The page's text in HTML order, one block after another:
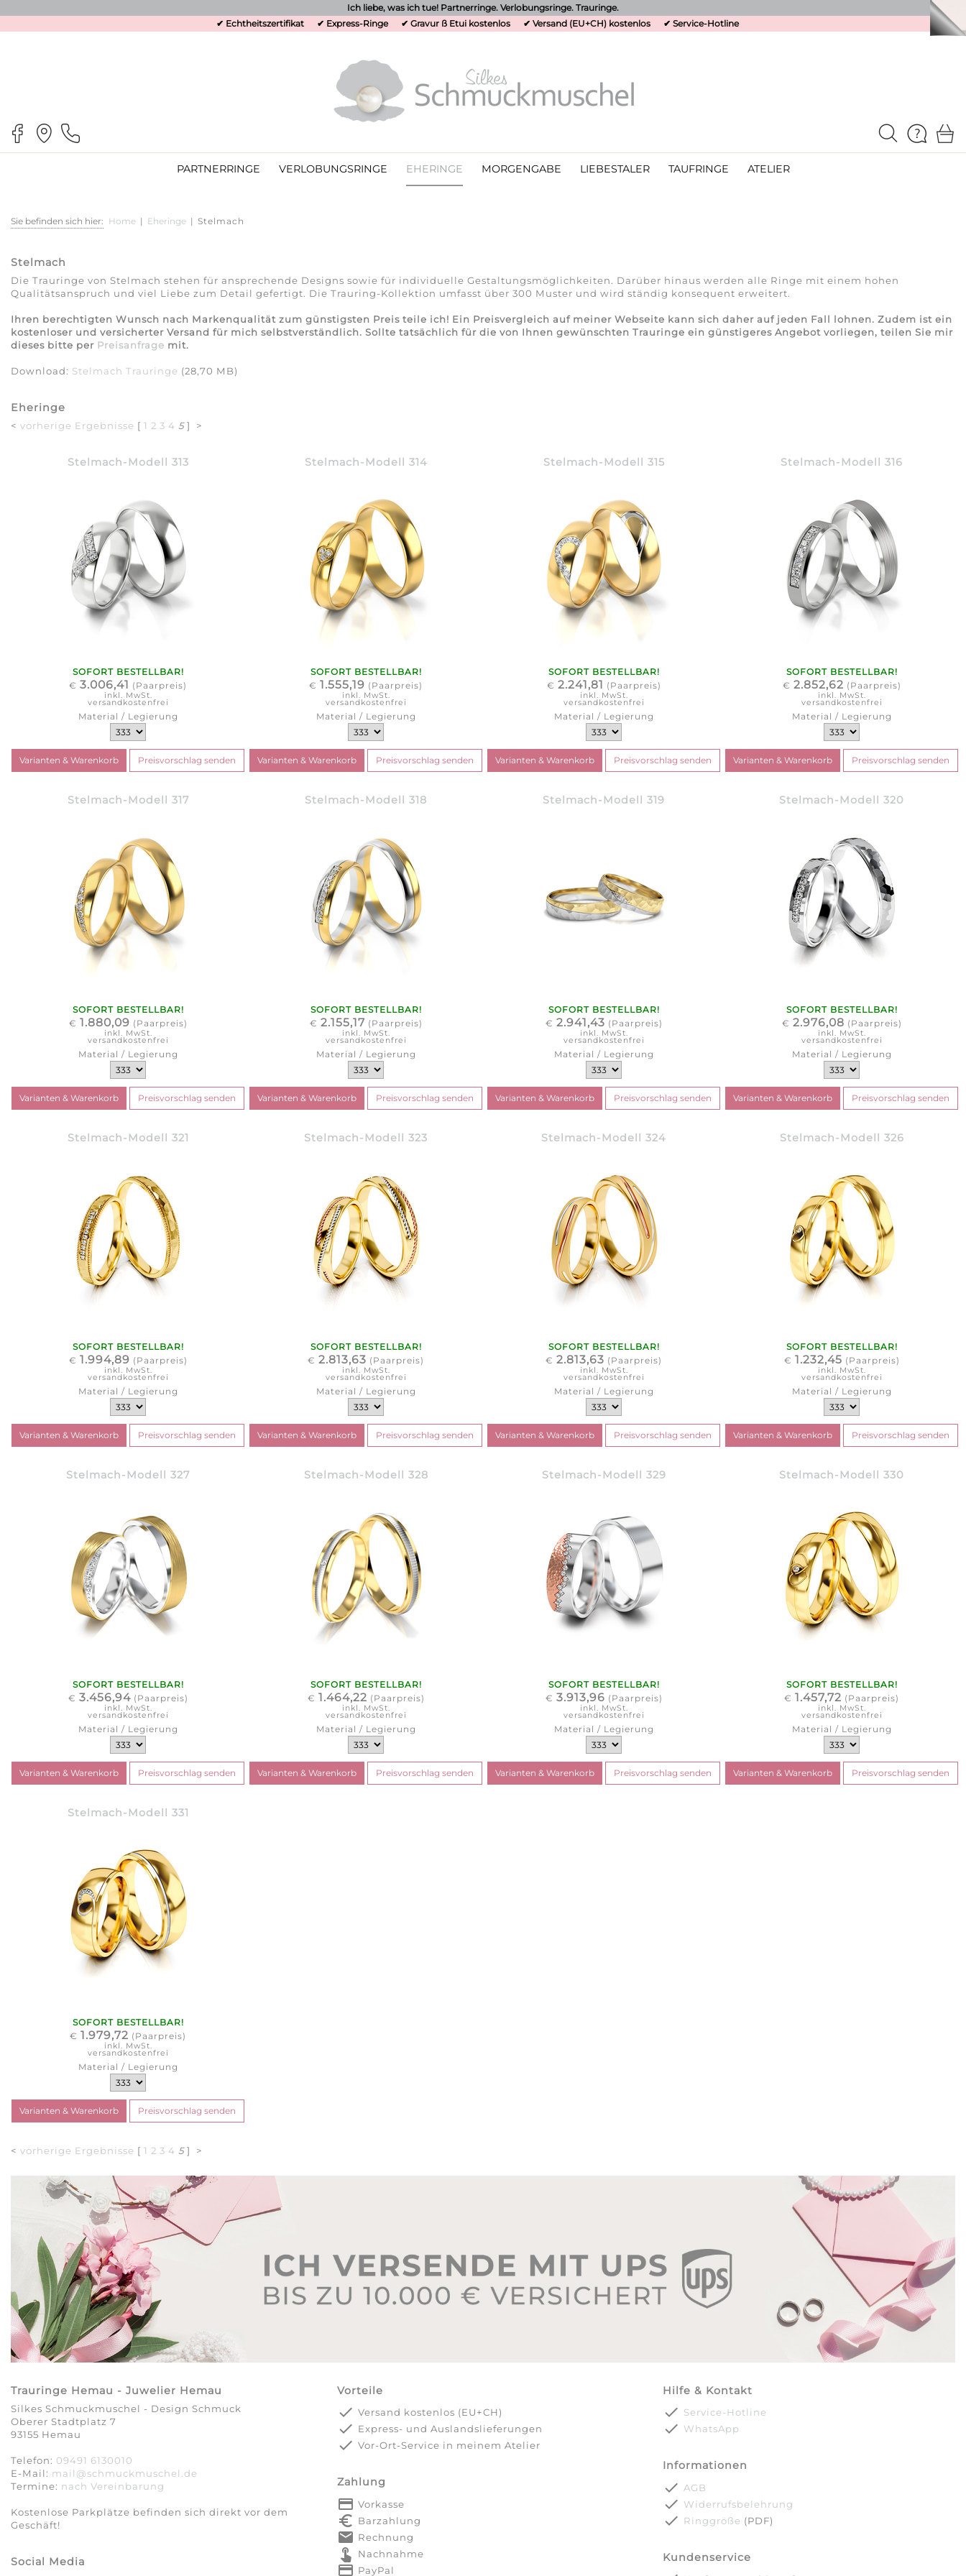
Ich liebe, was ich tue! Partnerringe. Verlobungsringe. Trauringe.
✔ Echtheitszertifikat
✔ Express-Ringe ✔ Gravur ß Etui kostenlos ✔ Versand (EU+CH) kostenlos ✔ Service-Hotline
PARTNERRINGE VERLOBUNGSRINGE EHERINGE MORGENGABE LIEBESTALER TAUFRINGE ATELIER
Sie befinden sich hier: Home | Eheringe | Stelmach
Stelmach
Die Trauringe von Stelmach stehen für ansprechende Designs sowie für individuelle Gestaltungsmöglichkeiten. Darüber hinaus werden alle Ringe mit einem hohen
Qualitätsanspruch und viel Liebe zum Detail gefertigt. Die Trauring-Kollektion umfasst über 300 Muster und wird ständig konsequent erweitert.
Ihren berechtigten Wunsch nach Markenqualität zum günstigsten Preis teile ich! Ein Preisvergleich auf meiner Webseite kann sich daher auf jeden Fall lohnen. Zudem ist ein
kostenloser und versicherter Versand für mich selbstverständlich. Sollte tatsächlich für die von Ihnen gewünschten Trauringe ein günstigeres Angebot vorliegen, teilen Sie mir
dieses bitte per Preisanfrage mit.
Download: Stelmach Trauringe (28,70 MB)
Eheringe
< vorherige Ergebnisse [ 1 2 3 4 5] >
Stelmach-Modell 313
SOFORT BESTELLBAR!
€ 3.006,41 (Paarpreis)
inkl. MwSt.
versandkostenfrei
Material / Legierung
Stelmach-Modell 314
SOFORT BESTELLBAR!
€ 1.555,19 (Paarpreis)
inkl. MwSt.
versandkostenfrei
Material / Legierung
Stelmach-Modell 315
SOFORT BESTELLBAR!
€ 2.241,81 (Paarpreis)
inkl. MwSt.
versandkostenfrei
Material / Legierung
Stelmach-Modell 316
SOFORT BESTELLBAR!
€ 2.852,62 (Paarpreis)
inkl. MwSt.
versandkostenfrei
Material / Legierung
Stelmach-Modell 317
SOFORT BESTELLBAR!
€ 1.880,09 (Paarpreis)
inkl. MwSt.
versandkostenfrei
Material / Legierung
Stelmach-Modell 318
SOFORT BESTELLBAR!
€ 2.155,17 (Paarpreis)
inkl. MwSt.
versandkostenfrei
Material / Legierung
Stelmach-Modell 319
SOFORT BESTELLBAR!
€ 2.941,43 (Paarpreis)
inkl. MwSt.
versandkostenfrei
Material / Legierung
Stelmach-Modell 320
SOFORT BESTELLBAR!
€ 2.976,08 (Paarpreis)
inkl. MwSt.
versandkostenfrei
Material / Legierung
Stelmach-Modell 321
SOFORT BESTELLBAR!
€ 1.994,89 (Paarpreis)
inkl. MwSt.
versandkostenfrei
Material / Legierung
Stelmach-Modell 323
SOFORT BESTELLBAR!
€ 2.813,63 (Paarpreis)
inkl. MwSt.
versandkostenfrei
Material / Legierung
Stelmach-Modell 324
SOFORT BESTELLBAR!
€ 2.813,63 (Paarpreis)
inkl. MwSt.
versandkostenfrei
Material / Legierung
Stelmach-Modell 326
SOFORT BESTELLBAR!
€ 1.232,45 (Paarpreis)
inkl. MwSt.
versandkostenfrei
Material / Legierung
Stelmach-Modell 327
SOFORT BESTELLBAR!
€ 3.456,94(Paarpreis)
inkl. MwSt.
versandkostenfrei
Material / Legierung
Stelmach-Modell 328
SOFORT BESTELLBAR!
€ 1.464,22 (Paarpreis)
inkl. MwSt.
versandkostenfrei
Material / Legierung
Stelmach-Modell 329
SOFORT BESTELLBAR!
€ 3.913,96 (Paarpreis)
inkl. MwSt.
versandkostenfrei
Material / Legierung
Stelmach-Modell 330
SOFORT BESTELLBAR!
€ 1.457,72 (Paarpreis)
inkl. MwSt.
versandkostenfrei
Material / Legierung
Stelmach-Modell 331
SOFORT BESTELLBAR!
€ 1.979,72 (Paarpreis)
inkl. MwSt.
versandkostenfrei
Material / Legierung
< vorherige Ergebnisse [ 1 2 3 4 5] >
Trauringe Hemau - Juwelier Hemau
Silkes Schmuckmuschel - Design Schmuck
Oberer Stadtplatz 7
93155 Hemau
Telefon: 09491 6130010
E-Mail: mail@schmuckmuschel.de
Termine: nach Vereinbarung​​​​​​​
Kostenlose Parkplätze befinden sich direkt vor dem
Geschäft!
Social Media
Vorteile
done Versand kostenlos (EU+CH)
done Express- und Auslandslieferungen
done Vor-Ort-Service in meinem Atelier
Zahlung
payment Vorkasse
euro_symbol Barzahlung
markunread Rechnung
touch_app Nachnahme
credit_card PayPal
Hilfe & Kontakt
done Service-Hotline
done WhatsApp
Informationen
done AGB
done Widerrufsbelehrung
done Ringgröße (PDF)
Kundenservice